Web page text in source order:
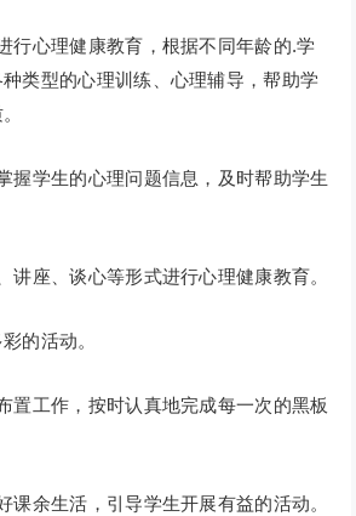
行心理健康教育，根据不同年龄的.学
类型的心理训练、心理辅导，帮助学
握学生的心理问题信息，及时帮助学生
讲座、谈心等形式进行心理健康教育。
的活动。
置工作，按时认真地完成每一次的黑板
课余生活，引导学生开展有益的活动。